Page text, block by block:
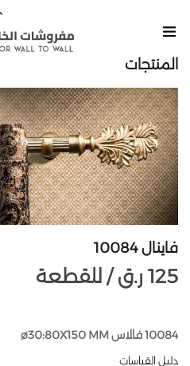
المنتجات
فاينال 10084
للقطعة / 125 ر.ق
10084 فالاس ø30:80X150 MM
دليل القياسات